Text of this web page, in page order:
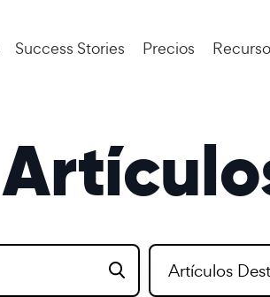
Success Stories Precios
Artículos